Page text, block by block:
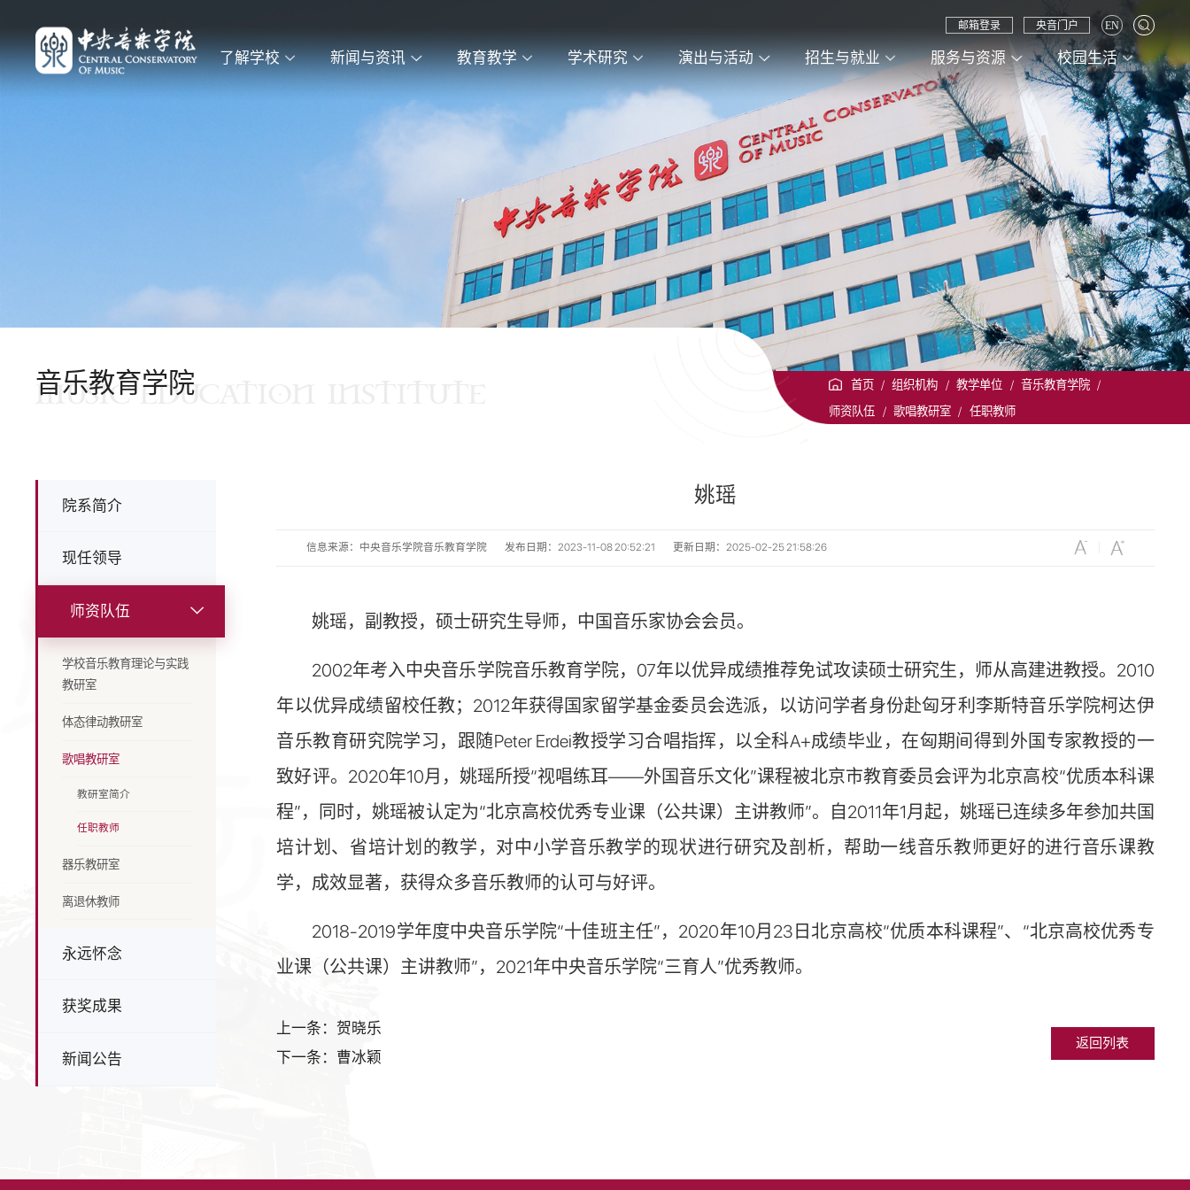
了解学校 新闻与资讯 教育教学 学术研究 演出与活动 招生与就业 服务与资源 校园生活
邮箱登录 央音门户 EN
音乐教育学院
MUSIC EDUCATION INSTITUTE 首页 / 组织机构 / 教学单位 / 音乐教育学院 /
师资队伍
/ 歌唱教研室 / 任职教师
院系简介
现任领导
师资队伍
学校音乐教育理论与实践
教研室
体态律动教研室
歌唱教研室
教研室简介
任职教师
器乐教研室
离退休教师
永远怀念
获奖成果
新闻公告
姚瑶
信息来源：中央音乐学院音乐教育学院 发布日期：2023-11-08 20:52:21 更新日期：2025-02-25 21:58:26
姚瑶，副教授，硕士研究生导师，中国音乐家协会会员。
2002年考入中央音乐学院音乐教育学院，07年以优异成绩推荐免试攻读硕士研究生，师从高建进教授。2010
年以优异成绩留校任教；2012年获得国家留学基金委员会选派，以访问学者身份赴匈牙利李斯特音乐学院柯达伊
音乐教育研究院学习，跟随Peter Erdei教授学习合唱指挥，以全科A+成绩毕业，在匈期间得到外国专家教授的一
致好评。2020年10月，姚瑶所授“视唱练耳——外国音乐文化”课程被北京市教育委员会评为北京高校“优质本科课
程”，同时，姚瑶被认定为“北京高校优秀专业课（公共课）主讲教师”。自2011年1月起，姚瑶已连续多年参加共国
培计划、省培计划的教学，对中小学音乐教学的现状进行研究及剖析，帮助一线音乐教师更好的进行音乐课教
学，成效显著，获得众多音乐教师的认可与好评。
2018-2019学年度中央音乐学院“十佳班主任”，2020年10月23日北京高校“优质本科课程”、“北京高校优秀专
业课（公共课）主讲教师”，2021年中央音乐学院“三育人”优秀教师。
上一条：贺晓乐
下一条：曹冰颖
返回列表